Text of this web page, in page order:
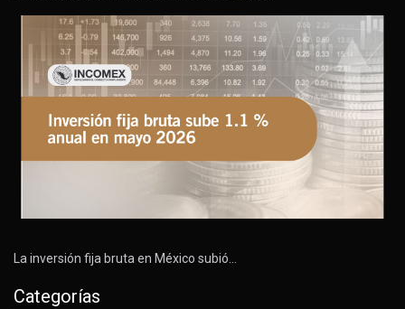
La inversión fija bruta en México subió…
Categorías